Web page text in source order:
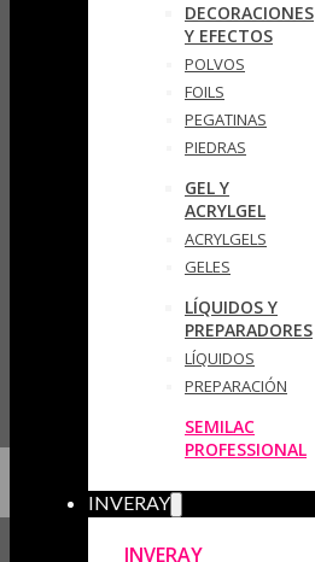
DECORACIONES
Y EFECTOS
POLVOS
FOILS
PEGATINAS
PIEDRAS
GEL Y
ACRYLGEL
ACRYLGELS
GELES
LÍQUIDOS Y
PREPARADORES
LÍQUIDOS
PREPARACIÓN
SEMILAC
PROFESSIONAL
INVERAY
INVERAY